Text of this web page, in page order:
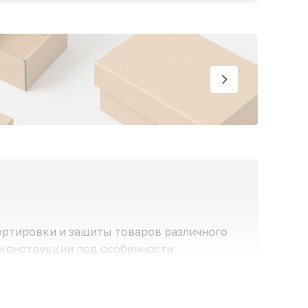
и защиты товаров различного
под особенности